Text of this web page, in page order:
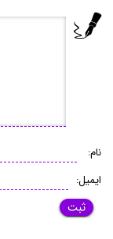
نام:
ایمیل: